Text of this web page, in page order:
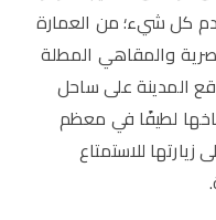
كل شيء؛ من العمارة
والمقاهي المطلة
المدينة على ساحل
لطيفًا في معظم
للاستمتاع